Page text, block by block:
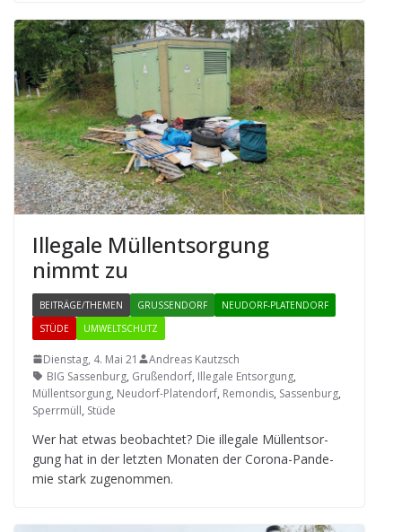
Ille­gale Müll­ent­sor­gung
nimmt zu
BEITRÄGE/THEMEN GRUSSENDORF
NEUDORF-PLATENDORF
STÜDE
UMWELTSCHUTZ
Dienstag, 4. Mai 21
Andreas Kautzsch
BIG Sassenburg, Grußendorf, Illegale Entsorgung,
Müllentsorgung, Neudorf-Platendorf, Remondis, Sassenburg,
Sperrmüll, Stüde
Wer hat etwas beob­ach­tet? Die ille­gale Müll­ent­sor­
gung hat in der letz­ten Mona­ten der Corona-Pan­de­
mie stark zugenommen.